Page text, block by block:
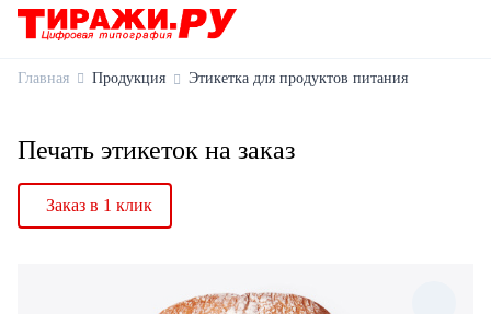
Главная Продукция Этикетка для продуктов питания
Печать этикеток на заказ
Заказ в 1 клик